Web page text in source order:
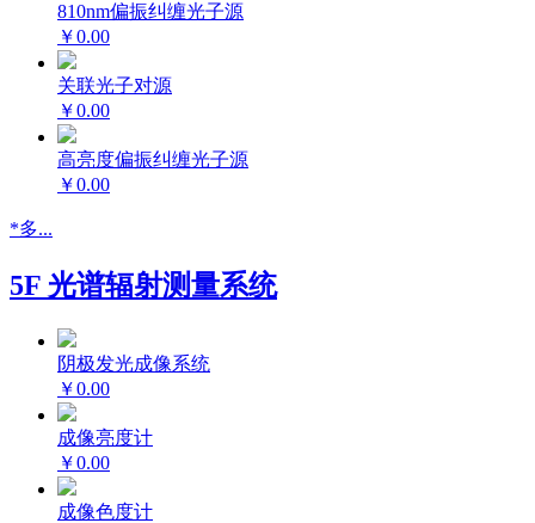
810nm偏振纠缠光子源
￥0.00
关联光子对源
￥0.00
高亮度偏振纠缠光子源
￥0.00
*多...
5F 光谱辐射测量系统
阴极发光成像系统
￥0.00
成像亮度计
￥0.00
成像色度计